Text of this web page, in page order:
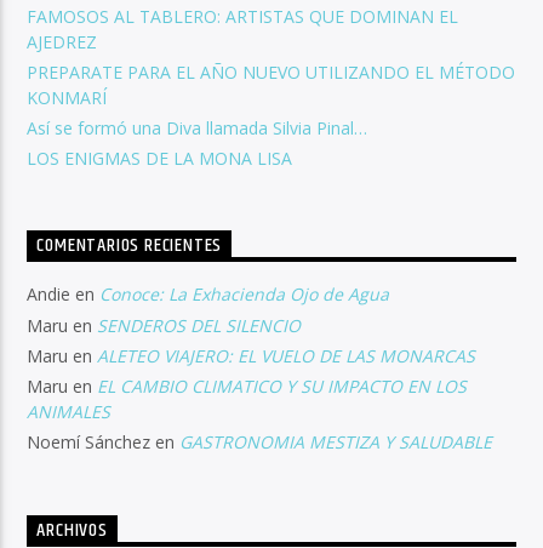
FAMOSOS AL TABLERO: ARTISTAS QUE DOMINAN EL
AJEDREZ
PREPARATE PARA EL AÑO NUEVO UTILIZANDO EL MÉTODO
KONMARÍ
Así se formó una Diva llamada Silvia Pinal…
LOS ENIGMAS DE LA MONA LISA
COMENTARIOS RECIENTES
Andie en Conoce: La Exhacienda Ojo de Agua
Maru en SENDEROS DEL SILENCIO
Maru en ALETEO VIAJERO: EL VUELO DE LAS MONARCAS
Maru en EL CAMBIO CLIMATICO Y SU IMPACTO EN LOS
ANIMALES
Noemí Sánchez en GASTRONOMIA MESTIZA Y SALUDABLE
ARCHIVOS